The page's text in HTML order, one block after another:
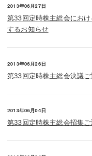
2013年06月27日
第33回定時株主総会にお
するお知らせ
2013年06月26日
第33回定時株主総会決議ご
2013年06月04日
第33回定時株主総会招集ご